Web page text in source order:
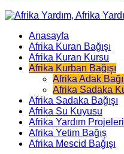
Anasayfa
Afrika Kuran Bağışı
Afrika Kuran Kursu
Afrika Kurban Bağışı
Afrika Adak
Afrika Sadaka
Afrika Sadaka Bağışı
Afrika Su Kuyusu
Afrika Yardım Projeleri
Afrika Yetim Bağış
Afrika Mescid Bağışı